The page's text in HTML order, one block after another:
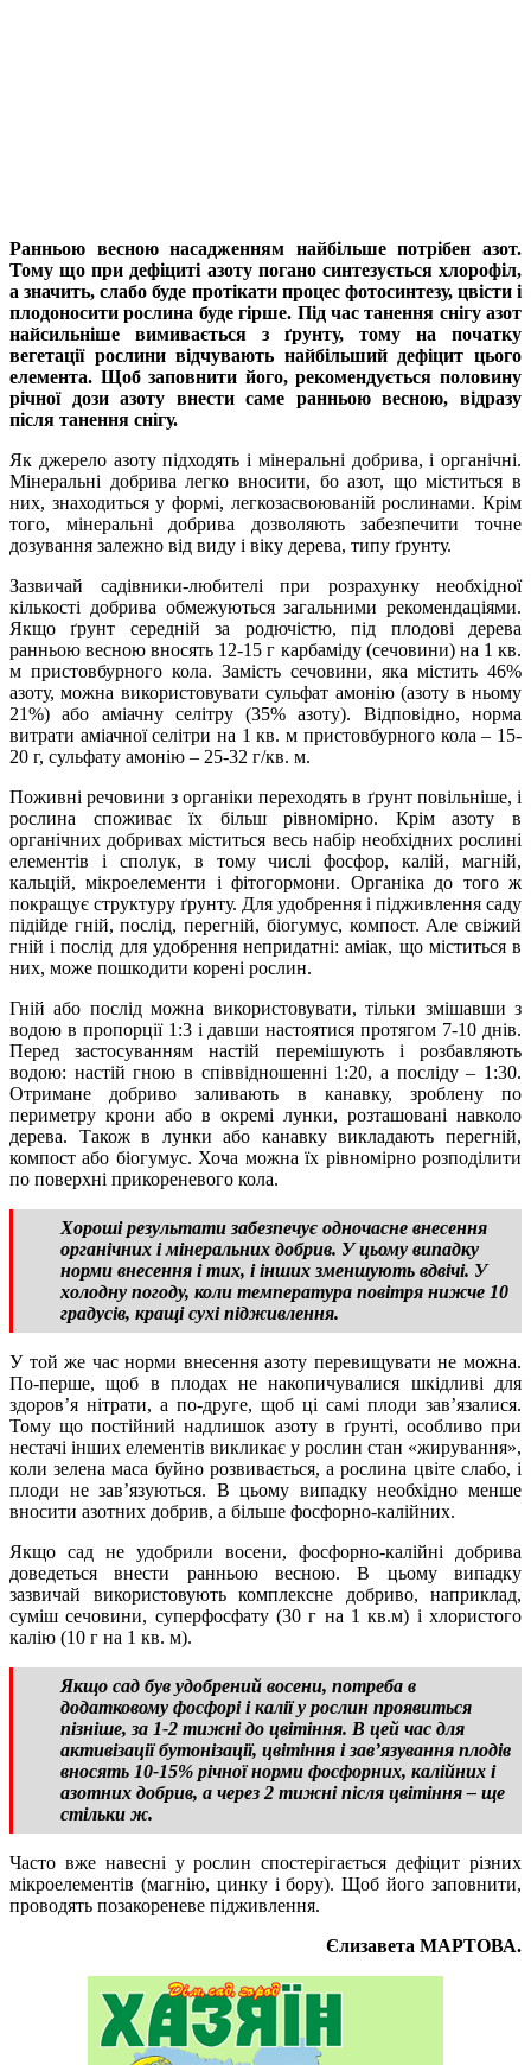
Ранньою весною насадженням найбільше потрібен азот.
Тому що при дефіциті азоту погано синтезується хлорофіл,
а значить, слабо буде протікати процес фотосинтезу, цвісти і
плодоносити рослина буде гірше. Під час танення снігу азот
найсильніше вимивається з ґрунту, тому на початку
вегетації рослини відчувають найбільший дефіцит цього
елемента. Щоб заповнити його, рекомендується половину
річної дози азоту внести саме ранньою весною, відразу
після танення снігу.
Як джерело азоту підходять і мінеральні добрива, і органічні.
Мінеральні добрива легко вносити, бо азот, що міститься в
них, знаходиться у формі, легкозасвоюваній рослинами. Крім
того, мінеральні добрива дозволяють забезпечити точне
дозування залежно від виду і віку дерева, типу ґрунту.
Зазвичай садівники-любителі при розрахунку необхідної
кількості добрива обмежуються загальними рекомендаціями.
Якщо ґрунт середній за родючістю, під плодові дерева
ранньою весною вносять 12-15 г карбаміду (сечовини) на 1 кв.
м пристовбурного кола. Замість сечовини, яка містить 46%
азоту, можна використовувати сульфат амонію (азоту в ньому
21%) або аміачну селітру (35% азоту). Відповідно, норма
витрати аміачної селітри на 1 кв. м пристовбурного кола – 15-
20 г, сульфату амонію – 25-32 г/кв. м.
Поживні речовини з органіки переходять в ґрунт повільніше, і
рослина споживає їх більш рівномірно. Крім азоту в
органічних добривах міститься весь набір необхідних рослині
елементів і сполук, в тому числі фосфор, калій, магній,
кальцій, мікроелементи і фітогормони. Органіка до того ж
покращує структуру ґрунту. Для удобрення і підживлення саду
підійде гній, послід, перегній, біогумус, компост. Але свіжий
гній і послід для удобрення непридатні: аміак, що міститься в
них, може пошкодити корені рослин.
Гній або послід можна використовувати, тільки змішавши з
водою в пропорції 1:3 і давши настоятися протягом 7-10 днів.
Перед застосуванням настій перемішують і розбавляють
водою: настій гною в співвідношенні 1:20, а посліду – 1:30.
Отримане добриво заливають в канавку, зроблену по
периметру крони або в окремі лунки, розташовані навколо
дерева. Також в лунки або канавку викладають перегній,
компост або біогумус. Хоча можна їх рівномірно розподілити
по поверхні прикореневого кола.
Хороші результати забезпечує одночасне внесення
органічних і мінеральних добрив. У цьому випадку
норми внесення і тих, і інших зменшують вдвічі. У
холодну погоду, коли температура повітря нижче 10
градусів, кращі сухі підживлення.
У той же час норми внесення азоту перевищувати не можна.
По-перше, щоб в плодах не накопичувалися шкідливі для
здоров’я нітрати, а по-друге, щоб ці самі плоди зав’язалися.
Тому що постійний надлишок азоту в ґрунті, особливо при
нестачі інших елементів викликає у рослин стан «жирування»,
коли зелена маса буйно розвивається, а рослина цвіте слабо, і
плоди не зав’язуються. В цьому випадку необхідно менше
вносити азотних добрив, а більше фосфорно-калійних.
Якщо сад не удобрили восени, фосфорно-калійні добрива
доведеться внести ранньою весною. В цьому випадку
зазвичай використовують комплексне добриво, наприклад,
суміш сечовини, суперфосфату (30 г на 1 кв.м) і хлористого
калію (10 г на 1 кв. м).
Якщо сад був удобрений восени, потреба в
додатковому фосфорі і калії у рослин проявиться
пізніше, за 1-2 тижні до цвітіння. В цей час для
активізації бутонізації, цвітіння і зав’язування плодів
вносять 10-15% річної норми фосфорних, калійних і
азотних добрив, а через 2 тижні після цвітіння – ще
стільки ж.
Часто вже навесні у рослин спостерігається дефіцит різних
мікроелементів (магнію, цинку і бору). Щоб його заповнити,
проводять позакореневе підживлення.
Єлизавета МАРТОВА.